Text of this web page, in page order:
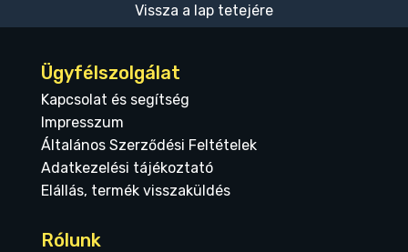
Vissza a lap tetejére
Ügyfélszolgálat
Kapcsolat és segítség
Impresszum
Általános Szerződési Feltételek
Adatkezelési tájékoztató
Elállás, termék visszaküldés
Rólunk